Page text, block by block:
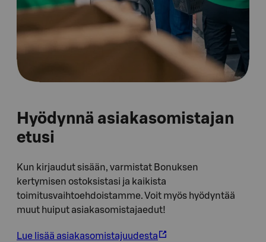
Hyödynnä asiakasomistajan
etusi
Kun kirjaudut sisään, varmistat Bonuksen
kertymisen ostoksistasi ja kaikista
toimitusvaihtoehdoistamme. Voit myös hyödyntää
muut huiput asiakasomistajaedut!
Lue lisää asiakasomistajuudesta